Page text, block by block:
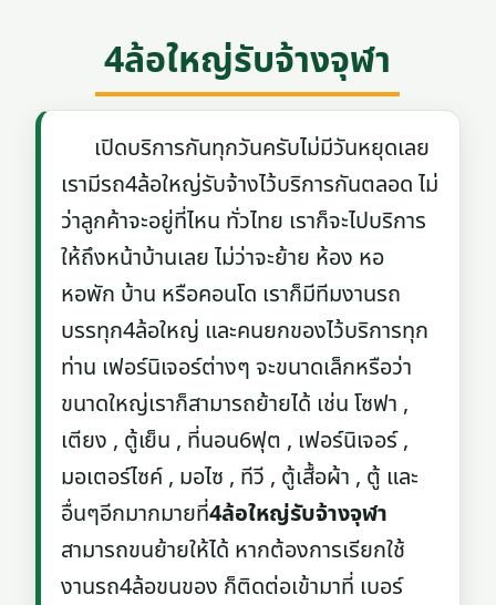
4ล้อใหญ่รับจ้างจุฬา
เปิดบริการกันทุกวันครับไม่มีวันหยุดเลย
เรามีรถ4ล้อใหญ่รับจ้างไว้บริการกันตลอด ไม่
ว่าลูกค้าจะอยู่ที่ไหน ทั่วไทย เราก็จะไปบริการ
ให้ถึงหน้าบ้านเลย ไม่ว่าจะย้าย ห้อง หอ
หอพัก บ้าน หรือคอนโด เราก็มีทีมงานรถ
บรรทุก4ล้อใหญ่ และคนยกของไว้บริการทุก
ท่าน เฟอร์นิเจอร์ต่างๆ จะขนาดเล็กหรือว่า
ขนาดใหญ่เราก็สามารถย้ายได้ เช่น โซฟา ,
เตียง , ตู้เย็น , ที่นอน6ฟุต , เฟอร์นิเจอร์ ,
มอเตอร์ไซค์ , มอไซ , ทีวี , ตู้เสื้อผ้า , ตู้ และ
อื่นๆอีกมากมายที่4ล้อใหญ่รับจ้างจุฬา
สามารถขนย้ายให้ได้ หากต้องการเรียกใช้
งานรถ4ล้อขนของ ก็ติดต่อเข้ามาที่ เบอร์